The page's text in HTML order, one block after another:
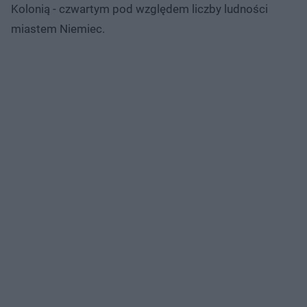
Kolonią - czwartym pod względem liczby ludności
miastem Niemiec.